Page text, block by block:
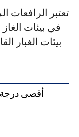
تعتبر الرافعات
أقصى